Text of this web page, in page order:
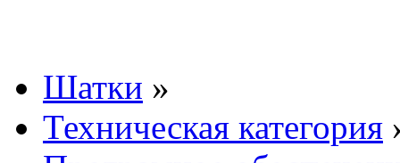
Шатки »
Техническая категория